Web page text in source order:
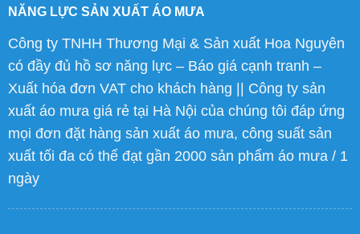
NĂNG LỰC SẢN XUẤT ÁO MƯA
Công ty TNHH Thương Mại & Sản xuất Hoa Nguyên
có đầy đủ hồ sơ năng lực – Báo giá cạnh tranh –
Xuất hóa đơn VAT cho khách hàng || Công ty sản
xuất áo mưa giá rẻ tại Hà Nội của chúng tôi đáp ứng
mọi đơn đặt hàng sản xuất áo mưa, công suất sản
xuất tối đa có thể đạt gần 2000 sản phẩm áo mưa / 1
ngày